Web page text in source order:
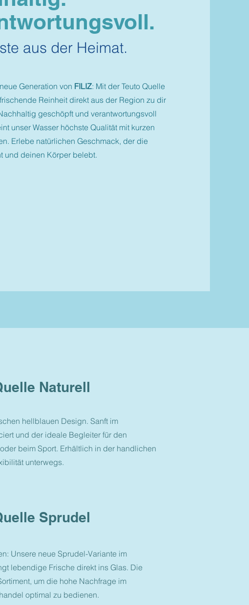
aus der Heimat.
Generation von FILIZ: Mit der Teuto Quelle
Reinheit direkt aus der Region zu dir
geschöpft und verantwortungsvoll
unser Wasser höchste Qualität mit kurzen
Erlebe natürlichen Geschmack, der die
und deinen Körper belebt.
Naturell
hellblauen Design. Sanft im
und der ideale Begleiter für den
beim Sport. Erhältlich in der handlichen
unterwegs.
Sprudel
Unsere neue Sprudel-Variante im
lebendige Frische direkt ins Glas. Die
um die hohe Nachfrage im
optimal zu bedienen.